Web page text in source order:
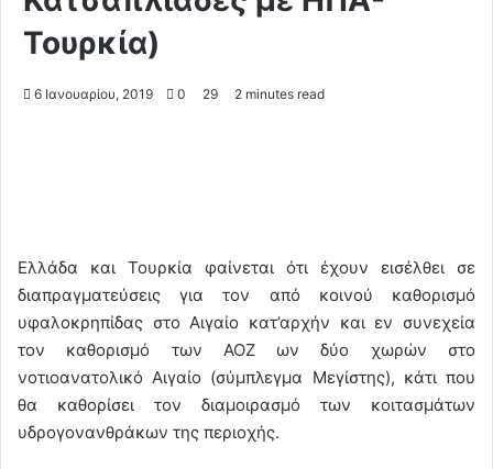
Τουρκία)
6 Ιανουαρίου, 2019 0 29 2 minutes read
Ελλάδα και Τουρκία φαίνεται ότι έχουν εισέλθει σε
διαπραγματεύσεις για τον από κοινού καθορισμό
υφαλοκρηπίδας στο Αιγαίο κατ’αρχήν και εν συνεχεία
τον καθορισμό των ΑΟΖ ων δύο χωρών στο
νοτιοανατολικό Αιγαίο (σύμπλεγμα Μεγίστης), κάτι που
θα καθορίσει τον διαμοιρασμό των κοιτασμάτων
υδρογονανθράκων της περιοχής.